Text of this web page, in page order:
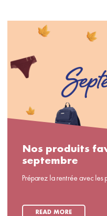
Nos produits
septembre
Préparez la rentrée avec les
READ MORE